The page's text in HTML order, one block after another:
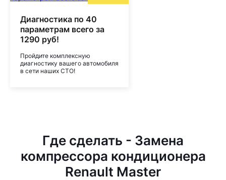
Диагностика по 40
параметрам всего за
1290 руб!
Пройдите комплексную
диагностику вашего автомобиля
в сети наших СТО!
Где сделать - Замена
компрессора кондиционера
Renault Master